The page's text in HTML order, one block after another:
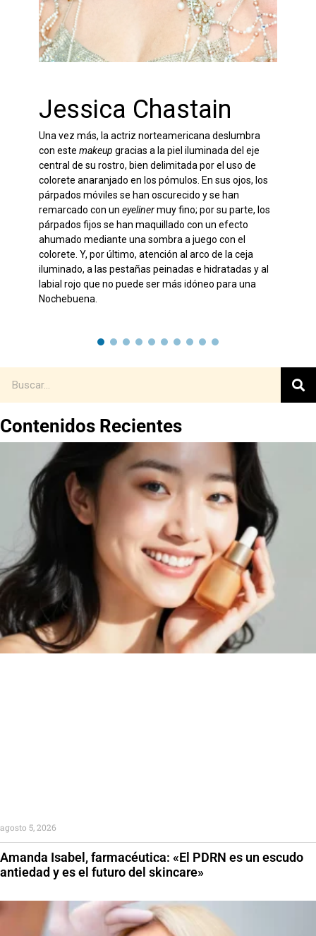
Jessica Chastain
Una vez más, la actriz norteamericana deslumbra
con este makeup gracias a la piel iluminada del eje
central de su rostro, bien delimitada por el uso de
colorete anaranjado en los pómulos. En sus ojos, los
párpados móviles se han oscurecido y se han
remarcado con un eyelinermuy fino; por su parte, los
párpados fijos se han maquillado con un efecto
ahumado mediante una sombra a juego con el
colorete. Y, por último, atención al arco de la ceja
iluminado, a las pestañas peinadas e hidratadas y al
labial rojo que no puede ser más idóneo para una
Nochebuena.
Contenidos Recientes
Amanda Isabel, farmacéutica: «El PDRN es un escudo
antiedad y es el futuro del skincare»
agosto 5, 2026